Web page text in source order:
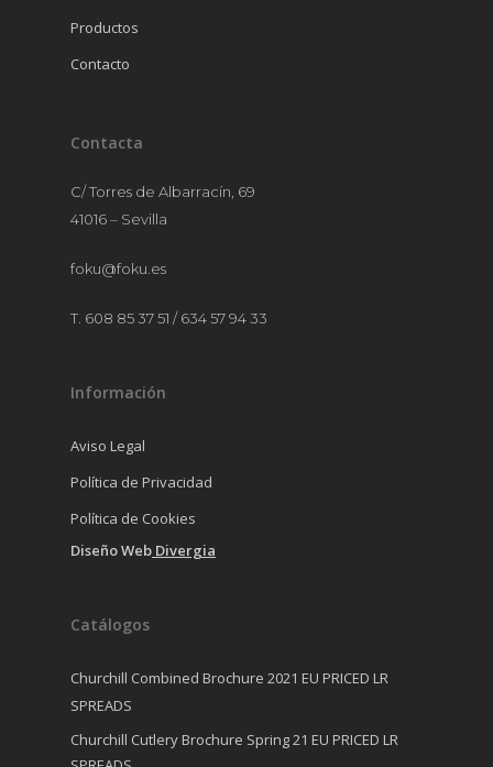
Productos
Contacto
Contacta
C/ Torres de Albarracín, 69
41016 – Sevilla
foku@foku.es
T. 608 85 37 51 / 634 57 94 33
Información
Aviso Legal
Política de Privacidad
Política de Cookies
Diseño Web Divergia
Catálogos
Churchill Combined Brochure 2021 EU PRICED LR
SPREADS
Churchill Cutlery Brochure Spring 21 EU PRICED LR